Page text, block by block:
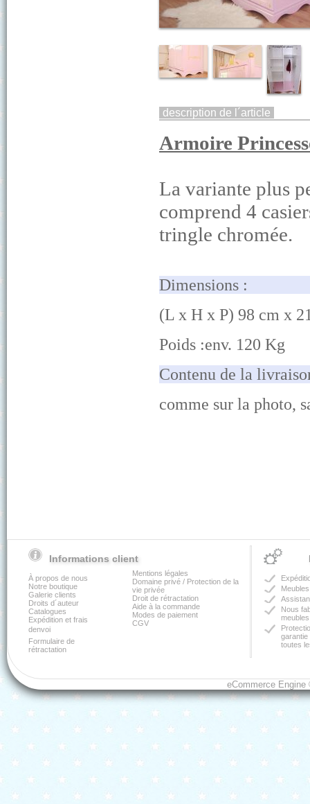
description de l´article
Armoire
La variante plus
comprend 4
tringle chromée.
Dimensions
(L x H x P) 98 cm x
Poids :env. 120 Kg
comme sur la photo,
Informations client
À propos de nous
Notre boutique
Galerie clients
Droits d´auteur
Catalogues
Expédition et frais
denvoi
Formulaire de
rétractation
Mentions légales
Domaine privé / Protection de la
vie privée
Droit de rétractation
Aide à la commande
Modes de paiement
CGV
Nous
garantie
toutes
eCommerce